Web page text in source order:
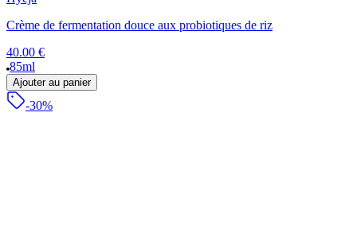
Crème de fermentation douce aux probiotiques de riz
40.00 €
85ml
Ajouter au panier
-30%